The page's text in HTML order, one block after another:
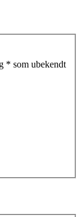
* som ubekendt